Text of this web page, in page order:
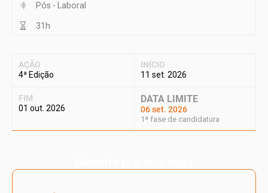
Pós - Laboral
31h
AÇÃO
4ª Edição
INÍCIO
11 set. 2026
FIM
01 out. 2026
DATA LIMITE
06 set. 2026
1ª fase de candidatura